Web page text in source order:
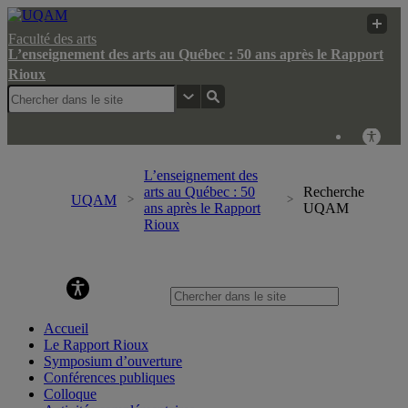
Faculté des arts
L’enseignement des arts au Québec : 50 ans après le Rapport
Rioux
UQAM
L’enseignement des
arts au Québec : 50
ans après le Rapport
Rioux
Recherche
UQAM
Accueil
Le Rapport Rioux
Symposium d’ouverture
Conférences publiques
Colloque